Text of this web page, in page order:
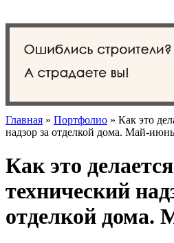
Главная » Портфолио » Как это
надзор за отделкой дома. Май-июнь
Как это
технический
отделкой дома.